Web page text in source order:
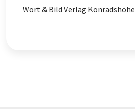
Wort & Bild Verlag Konradshöhe